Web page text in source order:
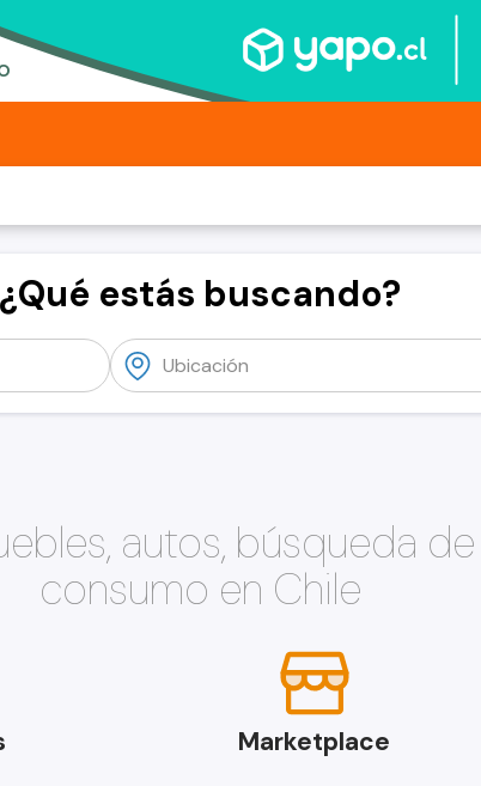
¿Qué estás buscando?
autos, búsqueda
consumo en Chile
Marketplace